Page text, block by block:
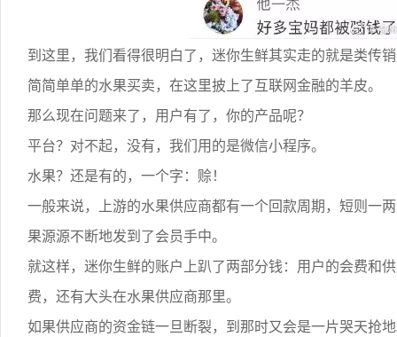
到这里，我们看得很明白了，迷你生鲜其实走的就是类传
简简单单的水果买卖，在这里披上了互联网金融的羊皮。
那么现在问题来了，用户有了，你的产品呢？
平台？对不起，没有，我们用的是微信小程序。
水果？还是有的，一个字：赊！
一般来说，上游的水果供应商都有一个回款周期，短则一
果源源不断地发到了会员手中。
就这样，迷你生鲜的账户上趴了两部分钱：用户的会费和
费，还有大头在水果供应商那里。
如果供应商的资金链一旦断裂，到那时又会是一片哭天抢